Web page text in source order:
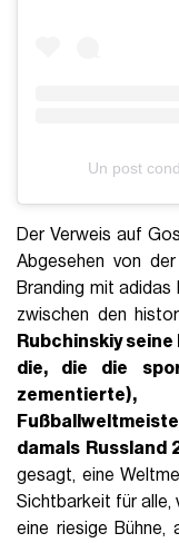
Un post
Der Verweis auf
Abgesehen von
Branding mit
zwischen den
Rubchinskiy seine
die, die die
damals Russland
gesagt, eine
Sichtbarkeit für alle,
eine riesige Bühne,